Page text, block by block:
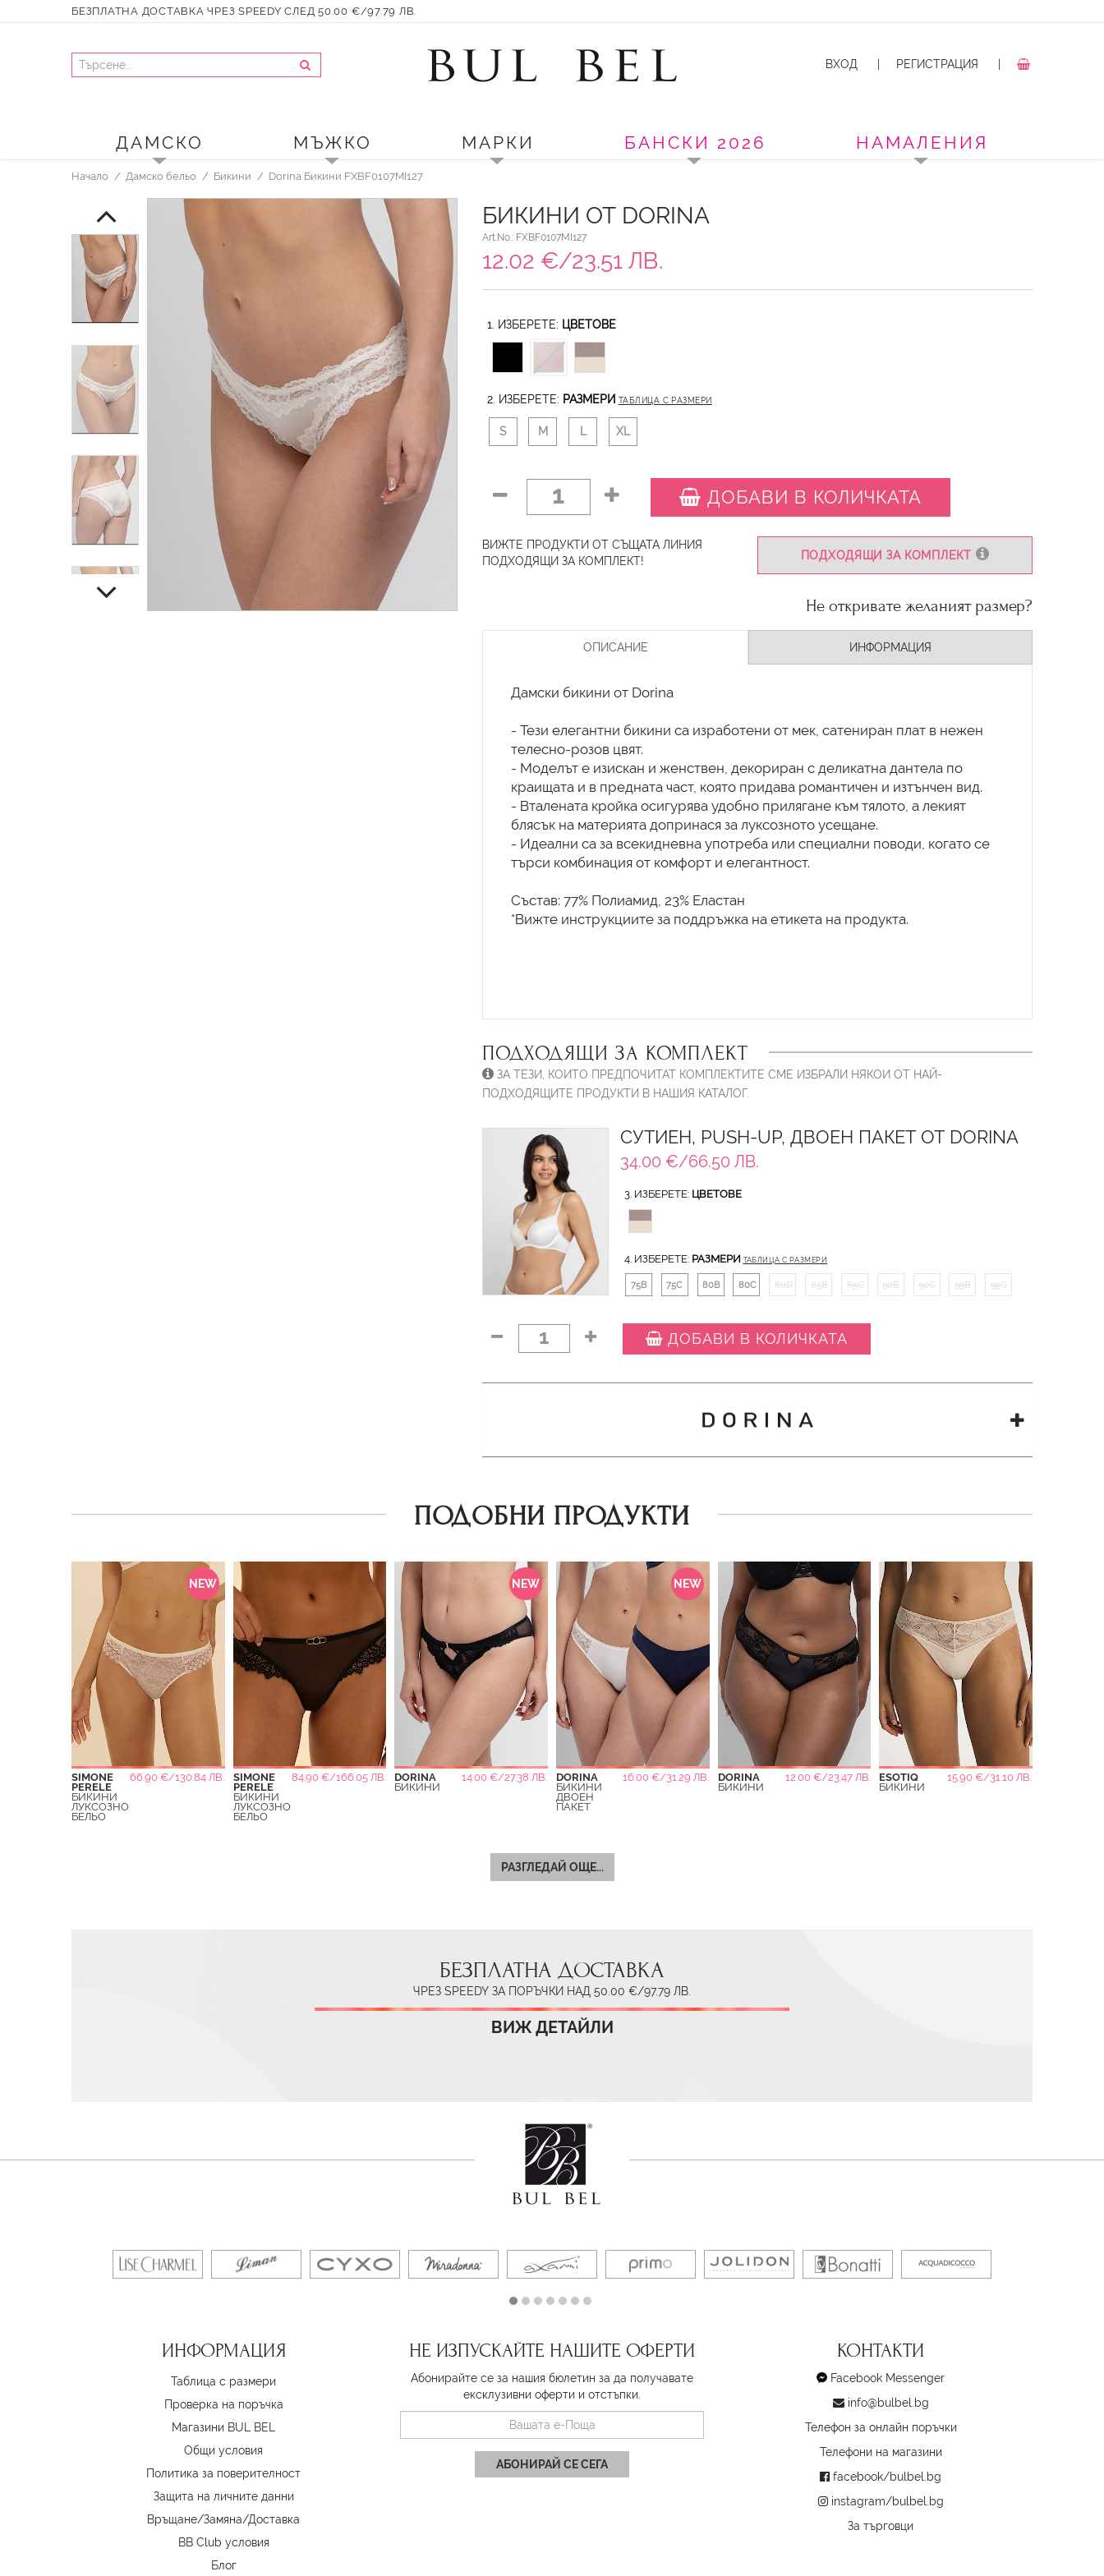
БЕЗПЛАТНА ДОСТАВКА ЧРЕЗ SPEEDY СЛЕД 50.00 €/97.79 ЛВ.
ВХОД РЕГИСТРАЦИЯ
ДАМСКО МЪЖКО МАРКИ БАНСКИ 2026 НАМАЛЕНИЯ
Начало Дамско бельо Бикини Dorina Бикини FXBF0107MI127
БИКИНИ ОТ DORINA
Art.No.: FXBF0107MI127
12.02 €/23.51 ЛВ.
1. ИЗБЕРЕТЕ: ЦВЕТОВЕ
2. ИЗБЕРЕТЕ: РАЗМЕРИ ТАБЛИЦА С РАЗМЕРИ
S M L XL
1 ДОБАВИ В КОЛИЧКАТА
ПОДХОДЯЩИ ЗА КОМПЛЕКТ
ВИЖТЕ ПРОДУКТИ ОТ СЪЩАТА ЛИНИЯ
ПОДХОДЯЩИ ЗА КОМПЛЕКТ!
Не откривате желаният размер?
ОПИСАНИЕ ИНФОРМАЦИЯ
Дамски бикини от Dorina
- Тези елегантни бикини са изработени от мек, сатениран плат в нежен
телесно-розов цвят.
- Моделът е изискан и женствен, декориран с деликатна дантела по
краищата и в предната част, която придава романтичен и изтънчен вид.
- Вталената кройка осигурява удобно прилягане към тялото, а лекият
блясък на материята допринася за луксозното усещане.
- Идеални са за всекидневна употреба или специални поводи, когато се
търси комбинация от комфорт и елегантност.
Състав: 77% Полиамид, 23% Еластан
*Вижте инструкциите за поддръжка на етикета на продукта.
ПОДХОДЯЩИ ЗА КОМПЛЕКТ
ЗА ТЕЗИ, КОИТО ПРЕДПОЧИТАТ КОМПЛЕКТИТЕ СМЕ ИЗБРАЛИ НЯКОИ ОТ НАЙ-
ПОДХОДЯЩИТЕ ПРОДУКТИ В НАШИЯ КАТАЛОГ.
СУТИЕН, PUSH-UP, ДВОЕН ПАКЕТ ОТ DORINA
34.00 €/66.50 ЛВ.
3. ИЗБЕРЕТЕ: ЦВЕТОВЕ
4. ИЗБЕРЕТЕ: РАЗМЕРИ ТАБЛИЦА С РАЗМЕРИ
75B 75C 80B 80C 80D 85B 85C 90B 90C 95B 95C
1 ДОБАВИ В КОЛИЧКАТА
ПОДОБНИ ПРОДУКТИ
NEW
SIMONE
PERELE
66.90 €/130.84 ЛВ.
БИКИНИ
ЛУКСОЗНО
БЕЛЬО
SIMONE
PERELE
84.90 €/166.05 ЛВ.
БИКИНИ
ЛУКСОЗНО
БЕЛЬО
NEW
DORINA
14.00 €/27.38 ЛВ.
БИКИНИ
NEW
DORINA
16.00 €/31.29 ЛВ.
БИКИНИ
ДВОЕН
ПАКЕТ
DORINA
12.00 €/23.47 ЛВ.
БИКИНИ
ESOTIQ
15.90 €/31.10 ЛВ.
БИКИНИ
РАЗГЛЕДАЙ ОЩЕ...
БЕЗПЛАТНА ДОСТАВКА
ЧРЕЗ SPEEDY ЗА ПОРЪЧКИ НАД 50.00 €/97.79 ЛВ.
ВИЖ ДЕТАЙЛИ
ИНФОРМАЦИЯ
Таблица с размери
Проверка на поръчка
Магазини BUL BEL
Oбщи условия
Политика за поверителност
Защита на личните данни
Връщане/Замяна/Доставка
BB Club условия
Блог
НЕ ИЗПУСКАЙТЕ НАШИТЕ ОФЕРТИ
Абонирайте се за нашия бюлетин за да получавате
ексклузивни оферти и отстъпки.
АБОНИРАЙ СЕ СЕГА
КОНТАКТИ
Facebook Messenger
info@bulbel.bg
Телефон за онлайн поръчки
Телефони на магазини
facebook/bulbel.bg
instagram/bulbel.bg
За търговци